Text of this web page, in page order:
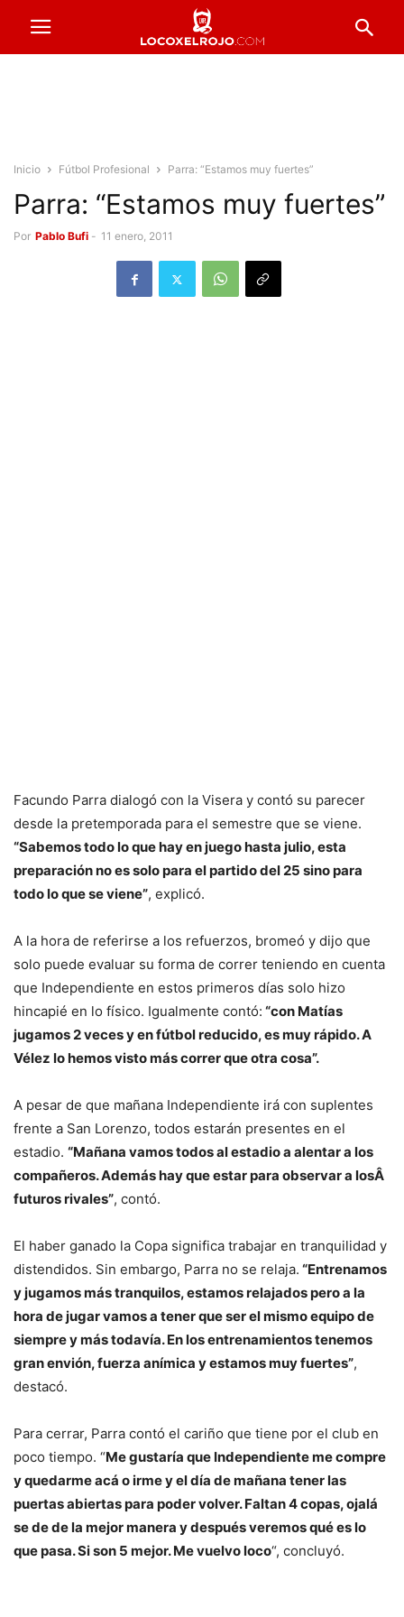
Inicio Fútbol Profesional Parra: “Estamos muy fuertes”
Parra: “Estamos muy fuertes”
Por Pablo Bufi - 11 enero, 2011
Facundo Parra dialogó con la Visera y contó su parecer
desde la pretemporada para el semestre que se viene.
“Sabemos todo lo que hay en juego hasta julio, esta
preparación no es solo para el partido del 25 sino para
todo lo que se viene”, explicó.
A la hora de referirse a los refuerzos, bromeó y dijo que
solo puede evaluar su forma de correr teniendo en cuenta
que Independiente en estos primeros días solo hizo
hincapié en lo físico. Igualmente contó: “con Matías
jugamos 2 veces y en fútbol reducido, es muy rápido. A
Vélez lo hemos visto más correr que otra cosa”.
A pesar de que mañana Independiente irá con suplentes
frente a San Lorenzo, todos estarán presentes en el
estadio. “Mañana vamos todos al estadio a alentar a los
compañeros. Además hay que estar para observar a losÂ
futuros rivales”, contó.
El haber ganado la Copa significa trabajar en tranquilidad y
distendidos. Sin embargo, Parra no se relaja. “Entrenamos
y jugamos más tranquilos, estamos relajados pero a la
hora de jugar vamos a tener que ser el mismo equipo de
siempre y más todavía. En los entrenamientos tenemos
gran envión, fuerza anímica y estamos muy fuertes”,
destacó.
Para cerrar, Parra contó el cariño que tiene por el club en
poco tiempo. “Me gustaría que Independiente me compre
y quedarme acá o irme y el día de mañana tener las
puertas abiertas para poder volver. Faltan 4 copas, ojalá
se de de la mejor manera y después veremos qué es lo
que pasa. Si son 5 mejor. Me vuelvo loco“, concluyó.